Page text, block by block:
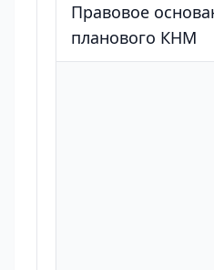
Правовое
планового КНМ